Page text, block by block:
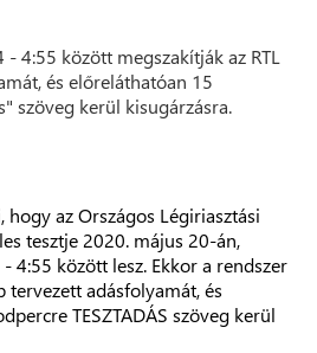
4:55 között megszakítják az RTL
és előreláthatóan 15
szöveg kerül kisugárzásra.
hogy az Országos Légiriasztási
tesztje 2020. május 20-án,
4:55 között lesz. Ekkor a rendszer
tervezett adásfolyamát, és
TESZTADÁS szöveg kerül